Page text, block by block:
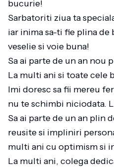
bucurie!
Sarbatoriti ziua ta
iar inima sa-ti fie plina
veselie si voie buna!
Sa ai parte de un an nou
La multi ani si toate cele
Imi doresc sa fii mereu
nu te schimbi niciodata.
Sa ai parte de un an plin
reusite si impliniri
multi ani cu optimism si
La multi ani, colega